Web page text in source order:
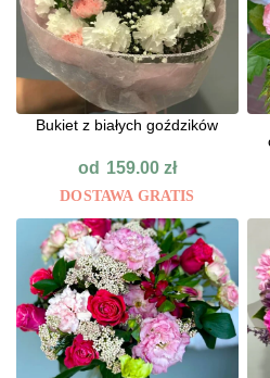
Bukiet z białych goździków
od 159.00 zł
DOSTAWA GRATIS